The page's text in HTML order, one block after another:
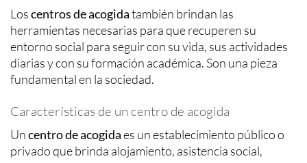
Loscentros de acogidatambién brindan las
herramientas necesarias para que recuperen su
entorno social para seguir con su vida, sus actividades
diarias y con su formación académica. Son una pieza
fundamental en la sociedad.
Características de un centro de acogida
Uncentro de acogidaes un establecimiento público o
privado que brinda alojamiento, asistencia social,